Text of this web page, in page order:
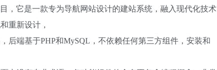
，它是一款专为导航网站设计的建站系统，融入现代化技术
重新设计，
后端基于PHP和MySQL，不依赖任何第三方组件，安装和